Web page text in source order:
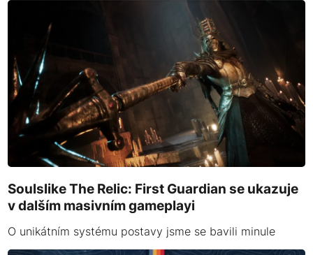
Soulslike The Relic: First Guardian se ukazuje
v dalším masivním gameplayi
O unikátním systému postavy jsme se bavili minule